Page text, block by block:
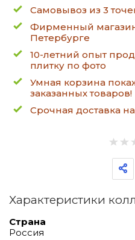
Самовывоз из 3
Фирменный
Петербурге
10-летний опыт
плитку по фото
Умная корзина
заказанных товаров!
Срочная доставка
Характеристики
Страна
Россия